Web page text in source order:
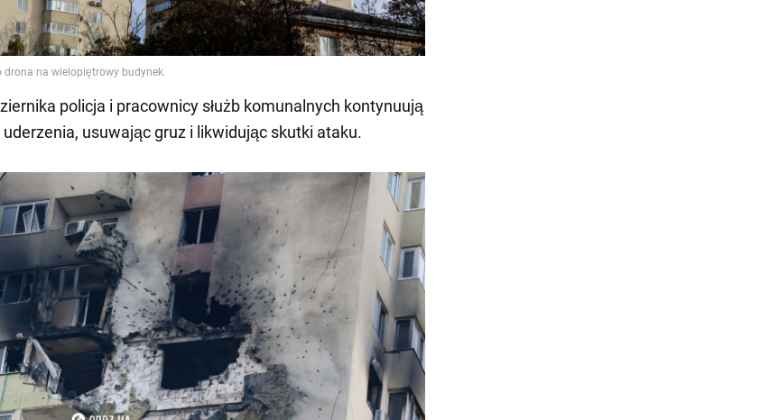
policja i pracownicy służb komunalnych kontynuują
usuwając gruz i likwidując skutki ataku.